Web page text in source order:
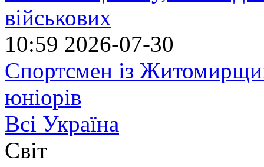
військових
10:59 2026-07-30
Спортсмен із
юніорів
Всі Україна
Світ